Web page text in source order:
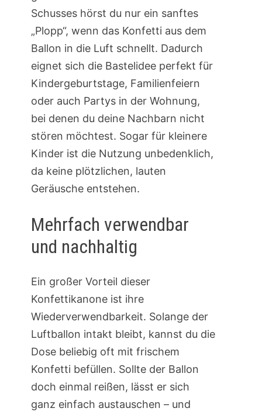
Schusses hörst du nur ein sanftes
„Plopp“, wenn das Konfetti aus dem
Ballon in die Luft schnellt. Dadurch
eignet sich die Bastelidee perfekt für
Kindergeburtstage, Familienfeiern
oder auch Partys in der Wohnung,
bei denen du deine Nachbarn nicht
stören möchtest. Sogar für kleinere
Kinder ist die Nutzung unbedenklich,
da keine plötzlichen, lauten
Geräusche entstehen.
Mehrfach verwendbar
und nachhaltig
Ein großer Vorteil dieser
Konfettikanone ist ihre
Wiederverwendbarkeit. Solange der
Luftballon intakt bleibt, kannst du die
Dose beliebig oft mit frischem
Konfetti befüllen. Sollte der Ballon
doch einmal reißen, lässt er sich
ganz einfach austauschen – und